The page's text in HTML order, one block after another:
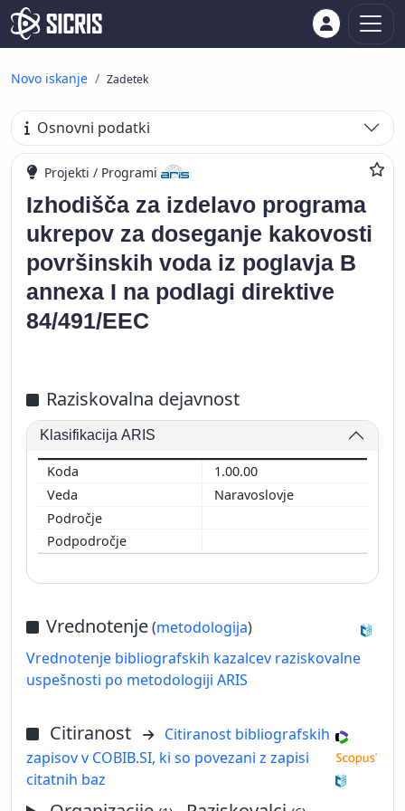
Novo iskanje Zadetek
Osnovni podatki
Projekti / Programi
Izhodišča za izdelavo programa
ukrepov za doseganje kakovosti
površinskih voda iz poglavja B
annexa I na podlagi direktive
84/491/EEC
Raziskovalna dejavnost
Klasifikacija ARIS
1.00.00
Naravoslovje
Vrednotenje(metodologija)
Vrednotenje bibliografskih kazalcev raziskovalne
uspešnosti po metodologiji ARIS
Citiranost
Citiranost bibliografskih
zapisov v COBIB.SI, ki so povezani z zapisi
citatnih baz